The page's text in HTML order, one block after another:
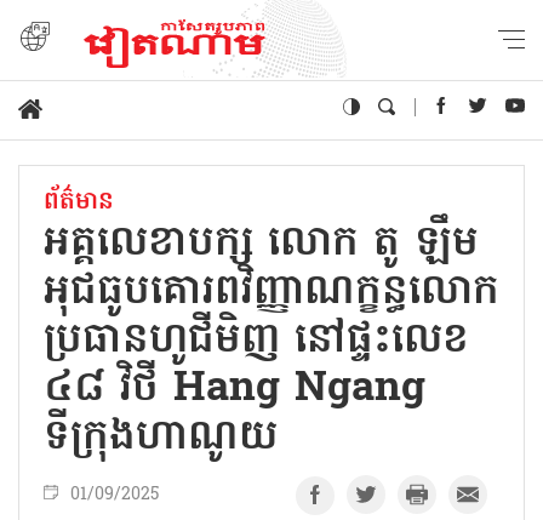
ព័ត៌មាន
អគ្គលេខាបក្ស លោក តូ ឡឹម
អុជធូបគោរពវិញ្ញាណក្ខន្ធលោក
ប្រធានហូជីមិញ នៅផ្ទះលេខ
៤៨ វិថី Hang Ngang
ទីក្រុងហាណូយ
01/09/2025